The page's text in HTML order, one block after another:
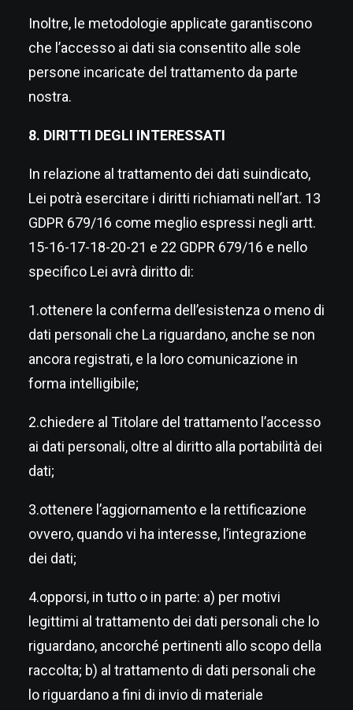
Inoltre, le metodologie applicate garantiscono
che l’accesso ai dati sia consentito alle sole
persone incaricate del trattamento da parte
nostra.
8. DIRITTI DEGLI INTERESSATI
In relazione al trattamento dei dati suindicato,
Lei potrà esercitare i diritti richiamati nell’art. 13
GDPR 679/16 come meglio espressi negli artt.
15-16-17-18-20-21 e 22 GDPR 679/16 e nello
specifico Lei avrà diritto di:
1.ottenere la conferma dell’esistenza o meno di
dati personali che La riguardano, anche se non
ancora registrati, e la loro comunicazione in
forma intelligibile;
2.chiedere al Titolare del trattamento l’accesso
ai dati personali, oltre al diritto alla portabilità dei
dati;
3.ottenere l’aggiornamento e la rettificazione
ovvero, quando vi ha interesse, l’integrazione
dei dati;
4.opporsi, in tutto o in parte: a) per motivi
legittimi al trattamento dei dati personali che lo
riguardano, ancorché pertinenti allo scopo della
raccolta; b) al trattamento di dati personali che
lo riguardano a fini di invio di materiale